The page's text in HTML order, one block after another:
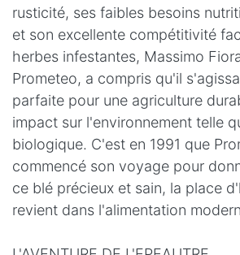
rusticité, ses faibles besoins
et son excellente compétitivité
herbes infestantes, Massimo
Prometeo, a compris qu'il
parfaite pour une agriculture
impact sur l'environnement telle
biologique. C'est en 1991 que
commencé son voyage pour
ce blé précieux et sain, la place
revient dans l'alimentation